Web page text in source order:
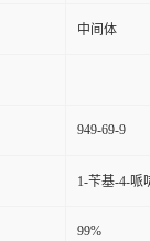
中间体
949-69-9
1-苄基-4-哌
99%